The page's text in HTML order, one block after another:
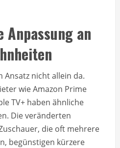
Anpassung an
nicht allein da.
wie Amazon Prime
TV+ haben ähnliche
Die veränderten
die oft mehrere
begünstigen kürzere